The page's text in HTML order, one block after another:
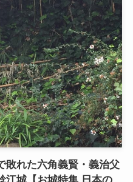
敗れた六角義賢・義治父